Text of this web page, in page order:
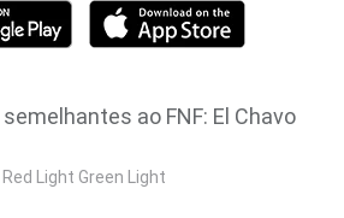
ao FNF: El Chavo
Light Green Light